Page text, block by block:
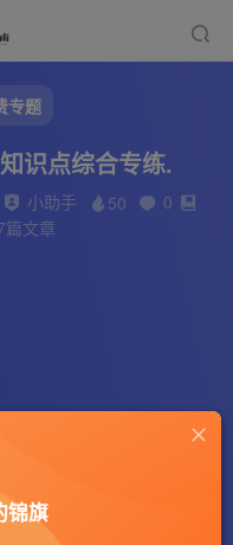
专题
识点综合专练.
小助手 50
0
篇文章
锦旗